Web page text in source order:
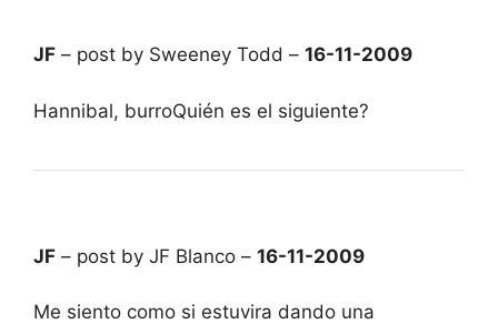
JF – post by Sweeney Todd – 16-11-2009
Hannibal, burroQuién es el siguiente?
JF – post by JF Blanco – 16-11-2009
Me siento como si estuvira dando una